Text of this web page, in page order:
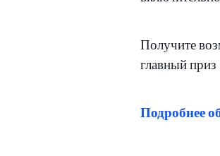
Получите
главный
Подробнее